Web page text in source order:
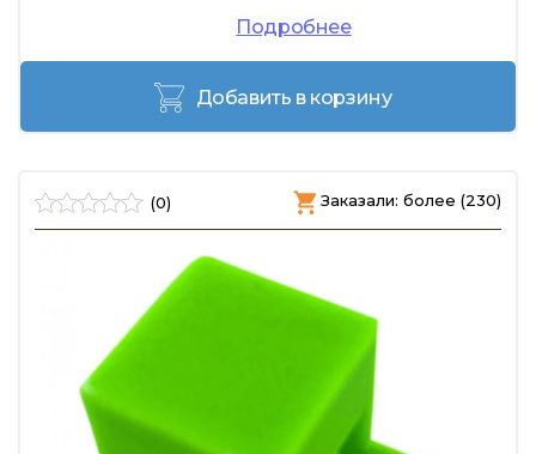
Подробнее
Добавить в корзину
(0) Заказали: более (230)